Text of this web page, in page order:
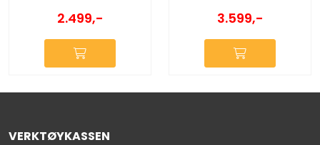
2.499,- 3.599,-
VERKTØYKASSEN